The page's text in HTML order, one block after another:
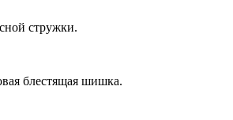
стружки.
блестящая шишка.